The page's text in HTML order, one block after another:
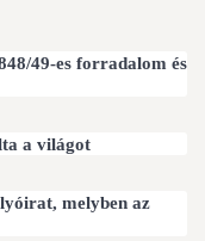
49-es forradalom és
a világot
melyben az